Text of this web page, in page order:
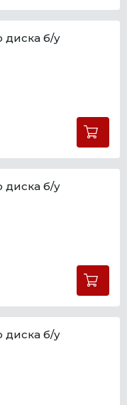
диска б/у
диска б/у
диска б/у